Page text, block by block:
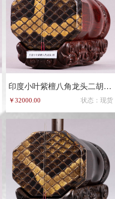
印度小叶紫檀八角龙头二胡-85
￥32000.00 状态：现货